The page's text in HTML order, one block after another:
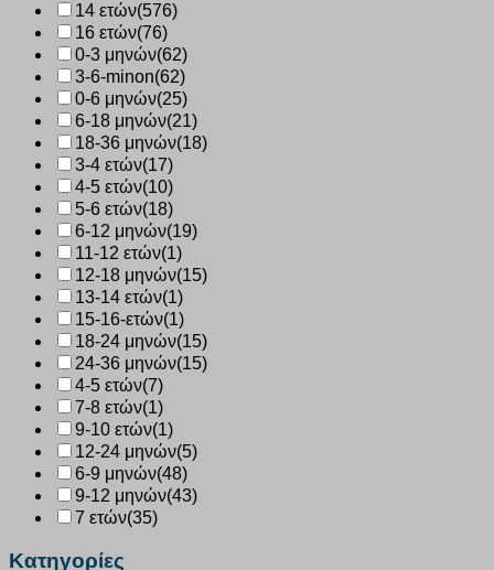
14 ετών(576)
16 ετών(76)
0-3 μηνών(62)
3-6-minon(62)
0-6 μηνών(25)
6-18 μηνών(21)
18-36 μηνών(18)
3-4 ετών(17)
4-5 ετών(10)
5-6 ετών(18)
6-12 μηνών(19)
11-12 ετών(1)
12-18 μηνών(15)
13-14 ετών(1)
15-16-ετών(1)
18-24 μηνών(15)
24-36 μηνών(15)
4-5 ετών(7)
7-8 ετών(1)
9-10 ετών(1)
12-24 μηνών(5)
6-9 μηνών(48)
9-12 μηνών(43)
7 ετών(35)
Κατηγορίες